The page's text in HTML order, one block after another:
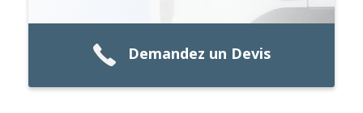
Demandez un Devis